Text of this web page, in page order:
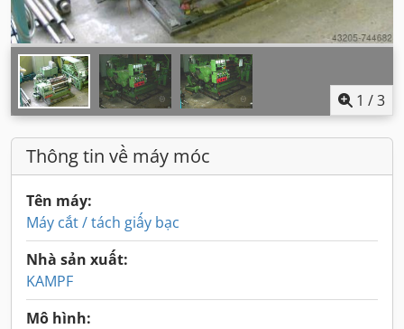
1 /3
Thông tin về máy móc
Tên máy:
Máy cắt / tách giấy bạc
Nhà sản xuất:
KAMPF
Mô hình: